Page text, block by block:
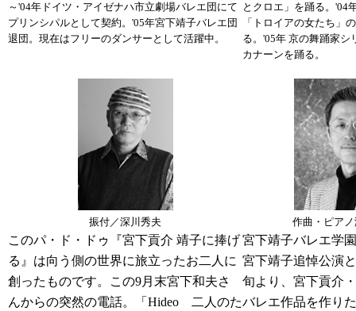
～'04年ドイツ・アイゼナハ市立劇場バレエ団にて
プリンシパルとして契約。'05年宮下靖子バレエ団
退団。現在はフリーのダンサーとして活躍中。
とクロエ」を踊る。'04
「トロイアの女たち」
る。'05年 京の舞踊家シ
カナーンを踊る。
振付／深川秀夫 作曲・ピア
このパ・ド・ドゥ『宮下貢介 靖子に捧げ
る』は向う側の世界に旅立ったお二人に
創ったものです。この9月末宮下和夫さ
んからの突然の電話。「Hideo 二人のた
宮下靖子バレエ学
宮下靖子追悼公演
旬より、宮下貢介
バレエ作品を作り